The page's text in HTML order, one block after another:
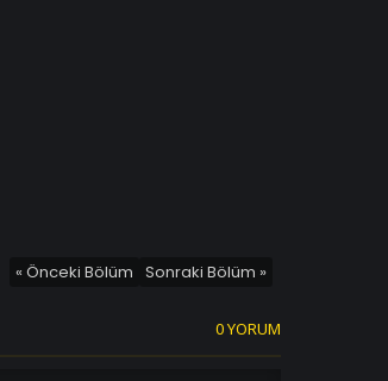
« Önceki Bölüm Sonraki Bölüm »
0 YORUM